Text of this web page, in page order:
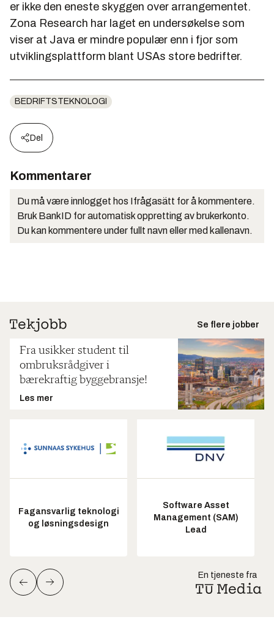
er ikke den eneste skyggen over arrangementet.
Zona Research har laget en undersøkelse som
viser at Java er mindre populær enn i fjor som
utviklingsplattform blant USAs store bedrifter.
BEDRIFTSTEKNOLOGI
Del
Kommentarer
Du må være innlogget hos Ifrågasätt for å kommentere.
Bruk BankID for automatisk oppretting av brukerkonto.
Du kan kommentere under fullt navn eller med kallenavn.
Se flere jobber
Fra usikker student til
ombruksrådgiver i
bærekraftig byggebransje!
Les mer
Fagansvarlig teknologi
og løsningsdesign
Software Asset
Management (SAM)
Lead
En tjeneste fra